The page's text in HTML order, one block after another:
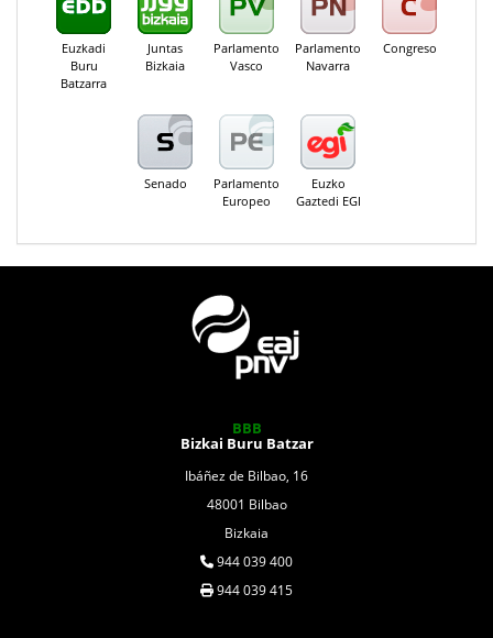
Euzkadi
Buru
Batzarra
Juntas
Bizkaia
Parlamento
Vasco
Parlamento
Navarra
Congreso
Senado
Parlamento
Europeo
Euzko
Gaztedi EGI
BBB
Bizkai Buru Batzar
Ibáñez de Bilbao, 16
48001 Bilbao
Bizkaia
944 039 400
944 039 415